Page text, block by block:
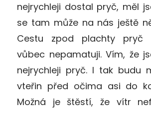
nejrychleji dostal pryč, měl
se tam může na nás ještě
Cestu zpod plachty pryč
vůbec nepamatuji. Vím, že
nejrychleji pryč. I tak budu
vteřin před očima asi do
Možná je štěstí, že vítr